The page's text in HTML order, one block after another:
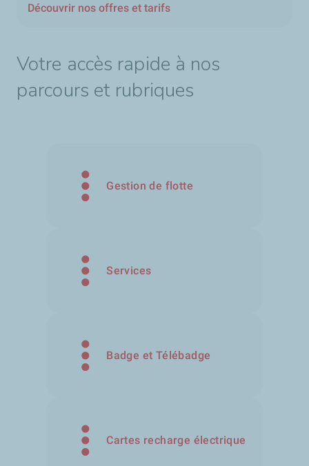
Découvrir nos offres et tarifs
Votre accès rapide à nos
parcours et rubriques
Gestion de flotte
Services
Badge et Télébadge
Cartes recharge électrique